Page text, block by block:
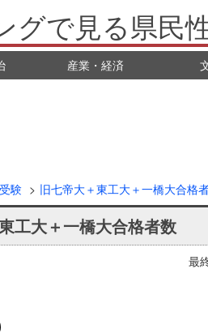
グで見る県民
産業・経済
受験 旧七帝大＋東工大＋一橋大合格
工大＋一橋大合格者数
最